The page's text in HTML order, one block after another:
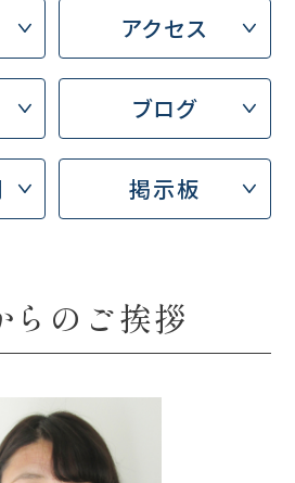
アクセス
ブログ
掲示板
らのご挨拶